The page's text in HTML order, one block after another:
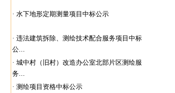
· 水下地形定期测量项目中标公示
· 违法建筑拆除、测绘技术配合服务项目中标
公...
· 城中村（旧村）改造办公室北部片区测绘服
务...
· 测绘项目资格中标公示